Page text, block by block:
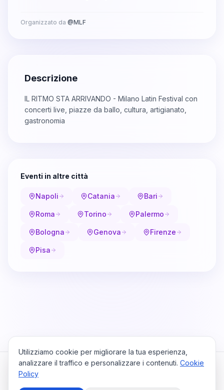
Organizzato da @MLF
Descrizione
IL RITMO STA ARRIVANDO - Milano Latin Festival con
concerti live, piazze da ballo, cultura, artigianato,
gastronomia
Eventi in altre città
Napoli Catania Bari
Roma Torino Palermo
Bologna Genova Firenze
Pisa
Utilizziamo cookie per migliorare la tua esperienza,
analizzare il traffico e personalizzare i contenuti. Cookie
Policy